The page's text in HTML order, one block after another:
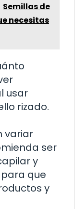
Semillas de
necesitas
usar
rizado.
variar
ser
y
que
y